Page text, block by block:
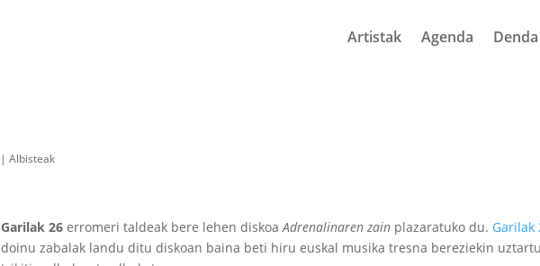
Artistak Agenda Denda
| Albisteak
Garilak 26 erromeri taldeak bere lehen diskoa Adrenalinaren zain plazaratuko du. Garilak
doinu zabalak landu ditu diskoan baina beti hiru euskal musika tresna bereziekin